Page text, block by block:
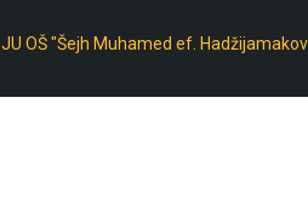
JU OŠ "Šejh Muhamed ef.